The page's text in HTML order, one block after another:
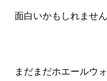
面白いかもしれませ
まだまだホエールウ